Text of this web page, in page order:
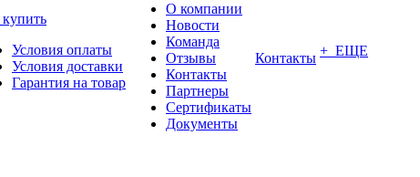
Условия оплаты
Условия доставки
Гарантия на товар
О компании
Новости
Команда
Отзывы
Контакты
Партнеры
Сертификаты
Документы
Контакты + ЕЩЕ